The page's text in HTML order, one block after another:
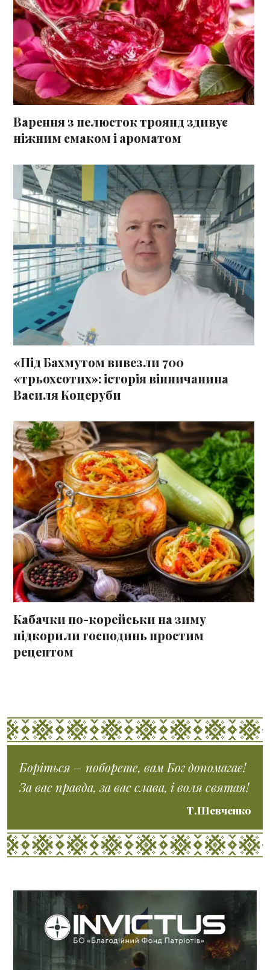
Варення з пелюсток троянд здивує
ніжним смаком і ароматом
«Під Бахмутом вивезли 700
«трьохсотих»: історія вінничанина
Василя Коцеруби
Кабачки по-корейськи на зиму
підкорили господинь простим
рецептом
Боріться – поборете, вам Бог допомагає!
За вас правда, за вас слава, і воля святая!
Т.Шевченко